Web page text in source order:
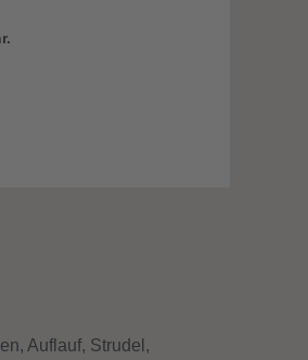
Auflauf, Strudel,